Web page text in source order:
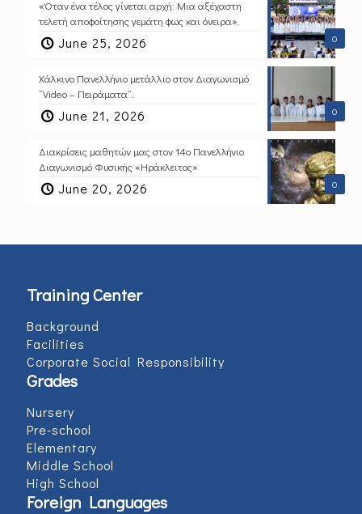
0
«Όταν ένα τέλος γίνεται αρχή: Μια αξέχαστη
τελετή αποφοίτησης γεμάτη φως και όνειρα».
June 25, 2026
0
Χάλκινο Πανελλήνιο μετάλλιο στον Διαγωνισμό
“Video – Πειράματα”.
June 21, 2026
0
Διακρίσεις μαθητών μας στον 14ο Πανελλήνιο
Διαγωνισμό Φυσικής «Ηράκλειτος»
June 20, 2026
Training Center
Background
Facilities
Corporate Social Responsibility
Grades
Nursery
Pre-school
Elementary
Middle School
High School
Foreign Languages